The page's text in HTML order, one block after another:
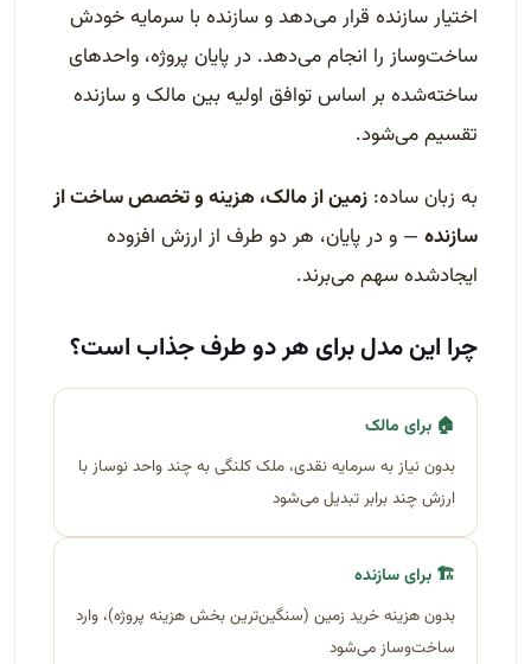
اختیار سازنده قرار می‌دهد و سازنده با سرمایه خودش
ساخت‌وساز را انجام می‌دهد. در پایان پروژه، واحدهای
ساخته‌شده بر اساس توافق اولیه بین مالک و سازنده
تقسیم می‌شود.
به زبان ساده: زمین از مالک، هزینه و تخصص ساخت از
سازنده — و در پایان، هر دو طرف از ارزش افزوده
ایجادشده سهم می‌برند.
چرا این مدل برای هر دو طرف جذاب است؟
🏠 برای مالک
بدون نیاز به سرمایه نقدی، ملک کلنگی به چند واحد نوساز با
ارزش چند برابر تبدیل می‌شود
🏗️ برای سازنده
بدون هزینه خرید زمین (سنگین‌ترین بخش هزینه پروژه)، وارد
ساخت‌وساز می‌شود